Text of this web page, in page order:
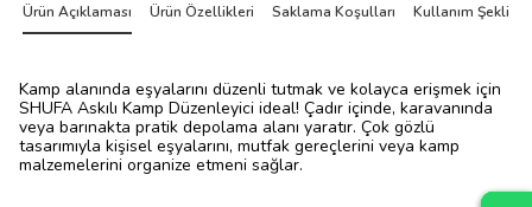
Ürün Açıklaması Ürün Özellikleri Saklama Koşulları Kullanım Şekli
Kamp alanında eşyalarını düzenli tutmak ve kolayca erişmek için
SHUFA Askılı Kamp Düzenleyici ideal! Çadır içinde, karavanında
veya barınakta pratik depolama alanı yaratır. Çok gözlü
tasarımıyla kişisel eşyalarını, mutfak gereçlerini veya kamp
malzemelerini organize etmeni sağlar.